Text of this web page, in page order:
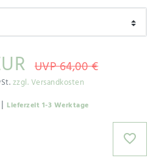
UVP 64,00 €
zzgl. Versandkosten
| Lieferzeit 1-3 Werktage